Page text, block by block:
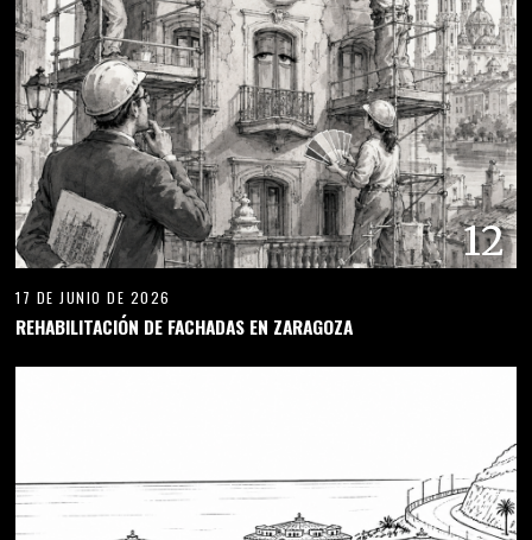
12
17 DE JUNIO DE 2026
REHABILITACIÓN DE FACHADAS EN ZARAGOZA